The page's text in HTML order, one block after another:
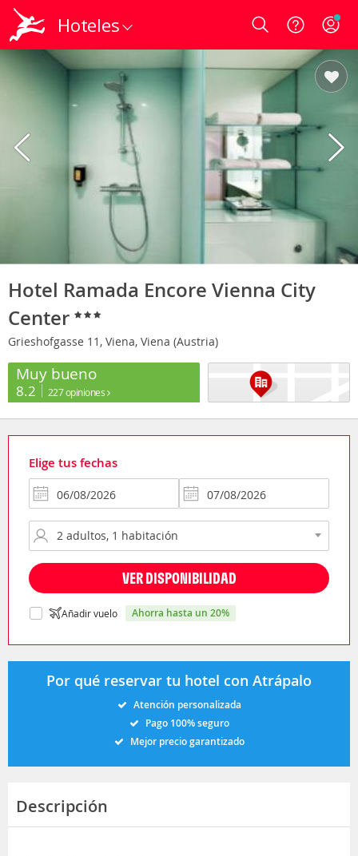
Hoteles Login
Hotel Ramada Encore Vienna City
Center
Grieshofgasse 11, Viena, Viena (Austria)
Muy bueno
8.2 227 opiniones
Elige tus fechas
VER DISPONIBILIDAD
Añadir vuelo ahorra hasta un 20%
Por qué reservar tu hotel con Atrápalo
Atención personalizada
Pago 100% seguro
Mejor precio garantizado
Descripción